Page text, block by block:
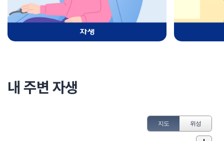
내 주변 자생
지도 위성